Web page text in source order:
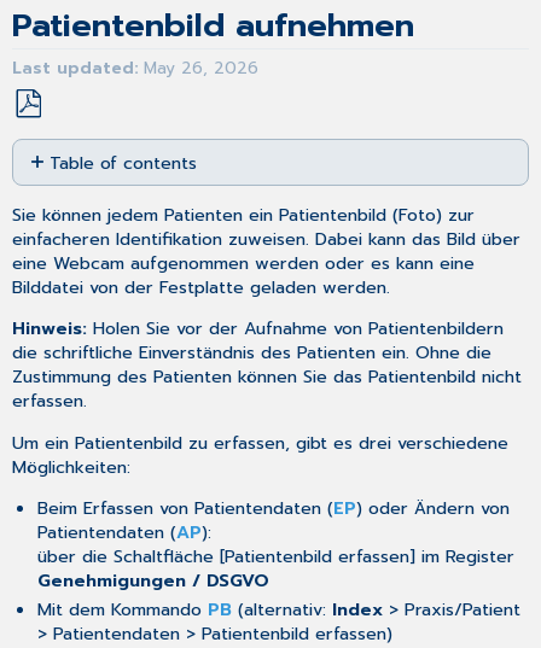
Patientenbild aufnehmen
Last updated May 26, 2026
Save
as
PDF
Table of contents
mit
der
Webcam
aufnehmen
Bild
aus
Datei
einfügen
Sie können jedem Patienten ein Patientenbild (Foto) zur
einfacheren Identifikation zuweisen. Dabei kann das Bild über
eine Webcam aufgenommen werden oder es kann eine
Bilddatei von der Festplatte geladen werden.
Hinweis:Holen Sie vor der Aufnahme von Patientenbildern
die schriftliche Einverständnis des Patienten ein. Ohne die
Zustimmung des Patienten können Sie das Patientenbild nicht
erfassen.
Um ein Patientenbild zu erfassen, gibt es drei verschiedene
Möglichkeiten:
Beim Erfassen von Patientendaten (EP) oder Ändern von
Patientendaten (AP):
über die Schaltfläche [Patientenbild erfassen] im Register
Genehmigungen / DSGVO
Mit dem Kommando PB(alternativ: Index> Praxis/Patient
> Patientendaten > Patientenbild erfassen)